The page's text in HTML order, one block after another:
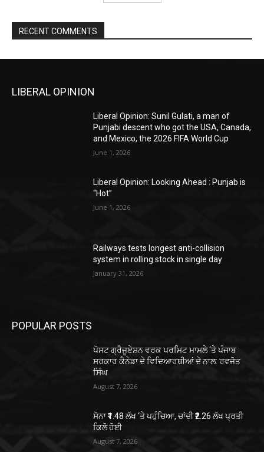
RECENT COMMENTS
LIBERAL OPINION
Liberal Opinion: Sunil Gulati, a man of
Punjabi descent who got the USA, Canada,
and Mexico, the 2026 FIFA World Cup
June 1, 2026
Liberal Opinion: Looking Ahead : Punjab is
“Hot”
June 1, 2026
Railways tests longest anti-collision
system in rolling stock in single day
January 31, 2026
POPULAR POSTS
ਪੋਸਟ ਗ੍ਰੈਜੂਏਸ਼ਨ ਵਰਕ ਪਰਮਿਟ ਮਾਮਲੇ ‘ਤੇ ਪੰਜਾਬ
ਸਰਕਾਰ ਕੈਨੇਡਾ ਦੇ ਵਿਦਿਆਰਥੀਆਂ ਦੇ ਨਾਲ: ਰਵਜੋਤ
ਸਿੰਘ
August 7, 2026
ਸੋਨਾ ₹1.48 ਲੱਖ ‘ਤੇ ਪਹੁੰਚਿਆ, ਚਾਂਦੀ ₹2.26 ਲੱਖ ਪ੍ਰਤੀ
ਕਿਲੋ ਹੋਈ
August 7, 2026